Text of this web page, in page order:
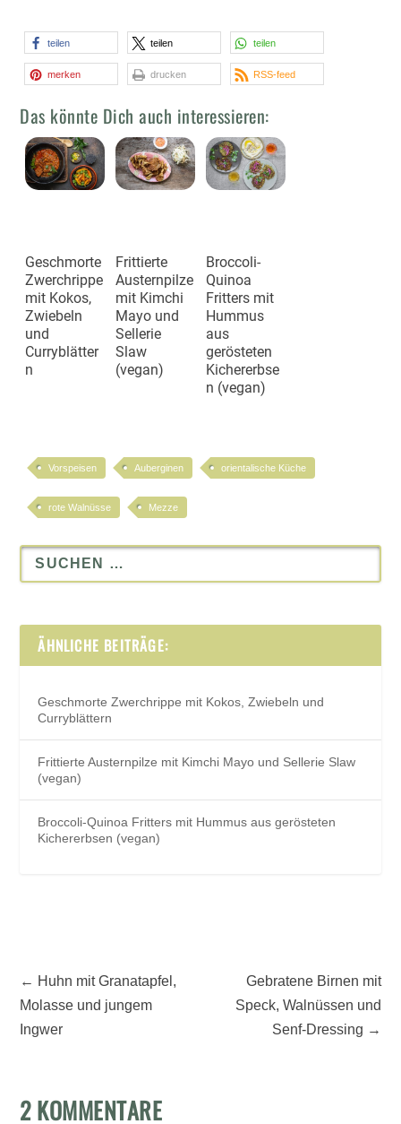
teilen teilen teilen
merken drucken RSS-feed
Das könnte Dich auch interessieren:
Geschmorte
Zwerchrippe
mit Kokos,
Zwiebeln
und
Curryblätter
n
Frittierte
Austernpilze
mit Kimchi
Mayo und
Sellerie
Slaw
(vegan)
Broccoli-
Quinoa
Fritters mit
Hummus
aus
gerösteten
Kichererbse
n (vegan)
Vorspeisen Auberginen orientalische Küche
rote Walnüsse Mezze
ÄHNLICHE BEITRÄGE:
Geschmorte Zwerchrippe mit Kokos, Zwiebeln und
Curryblättern
Frittierte Austernpilze mit Kimchi Mayo und Sellerie Slaw
(vegan)
Broccoli-Quinoa Fritters mit Hummus aus gerösteten
Kichererbsen (vegan)
← Huhn mit Granatapfel,
Molasse und jungem
Ingwer
Gebratene Birnen mit
Speck, Walnüssen und
Senf-Dressing →
2 KOMMENTARE